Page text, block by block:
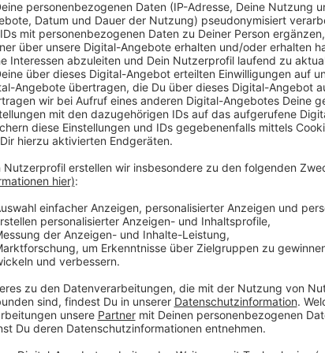
In diesem Jahr haben sich bislang über
Parkverstöße im Stadtgebiet gemeldet.
Bußgeldstelle. Auch unsere Stadt hat
Anzeigen einreichen – eine statistische
Jahr gerechnet sind in den vergangenen
bei der Stadt eingegangen. Einen
kann jeder, der möchte, Verkehrsverstöße
Anzeige
Weitere Meldungen aus Leverkusen
Anzeige
Zum 1. Mai: Birkenverkauf im Neulandpark